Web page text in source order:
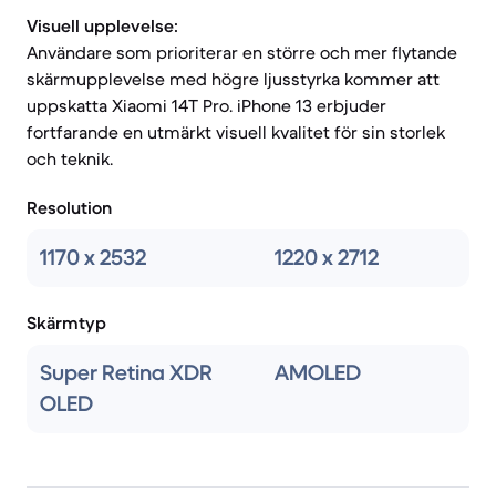
Visuell upplevelse:
Användare som prioriterar en större och mer flytande
skärmupplevelse med högre ljusstyrka kommer att
uppskatta Xiaomi 14T Pro. iPhone 13 erbjuder
fortfarande en utmärkt visuell kvalitet för sin storlek
och teknik.
Resolution
1170 x 2532 1220 x 2712
Skärmtyp
Super Retina XDR
OLED
AMOLED